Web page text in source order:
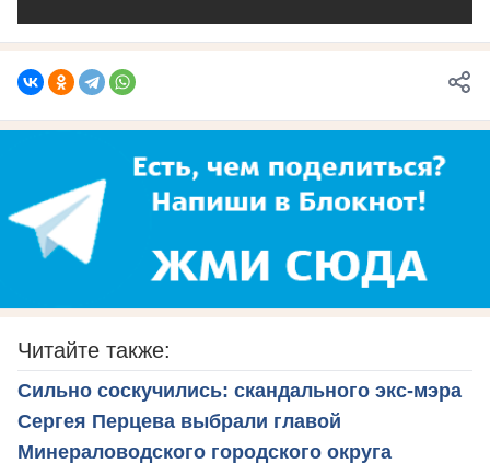
Читайте также:
Сильно соскучились: скандального экс-мэра
Сергея Перцева выбрали главой
Минераловодского городского округа